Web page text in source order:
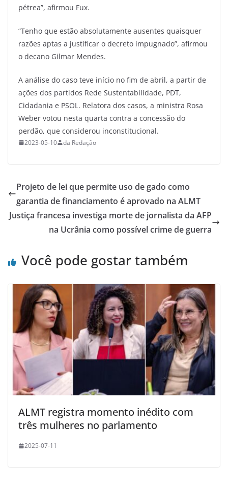
pétrea”, afirmou Fux.
“Tenho que estão absolutamente ausentes quaisquer
razões aptas a justificar o decreto impugnado”, afirmou
o decano Gilmar Mendes.
A análise do caso teve início no fim de abril, a partir de
ações dos partidos Rede Sustentabilidade, PDT,
Cidadania e PSOL. Relatora dos casos, a ministra Rosa
Weber votou nesta quarta contra a concessão do
perdão, que considerou inconstitucional.
2023-05-10 da Redação
Projeto de lei que permite uso de gado como
garantia de financiamento é aprovado na ALMT
Justiça francesa investiga morte de jornalista da AFP
na Ucrânia como possível crime de guerra
Você pode gostar também
ALMT registra momento inédito com
três mulheres no parlamento
2025-07-11